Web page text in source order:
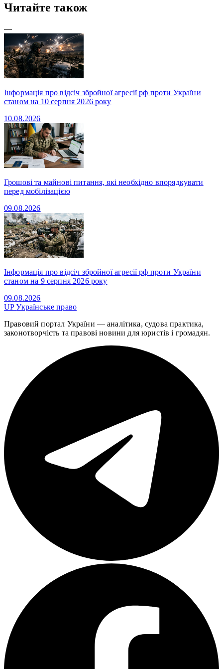
Читайте також
—
Інформація про відсіч збройної агресії рф проти України
станом на 10 серпня 2026 року
10.08.2026
Грошові та майнові питання, які необхідно впорядкувати
перед мобілізацією
09.08.2026
Інформація про відсіч збройної агресії рф проти України
станом на 9 серпня 2026 року
09.08.2026
UPУкраїнське право
Правовий портал України — аналітика, судова практика,
законотворчість та правові новини для юристів і громадян.